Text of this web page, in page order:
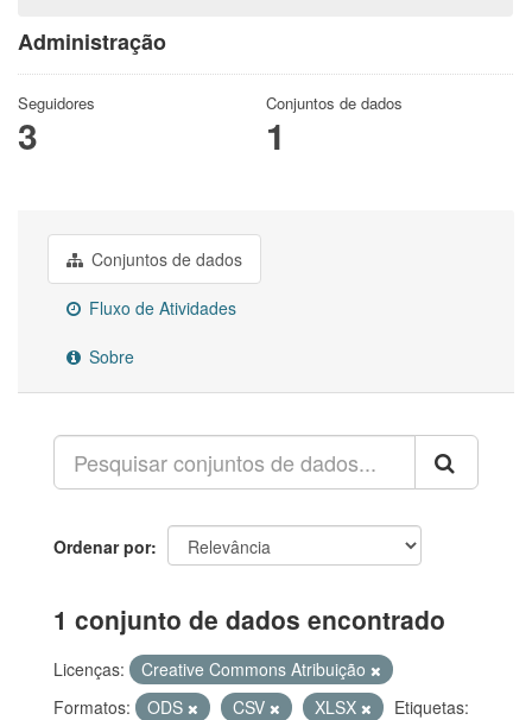
Administração
Seguidores
3
Conjuntos de dados
1
Conjuntos de dados
Fluxo de Atividades
Sobre
Ordenar por
1 conjunto de dados encontrado
Licenças:
Creative Commons Atribuição
Formatos:
ODS CSV XLSX
Etiquetas: